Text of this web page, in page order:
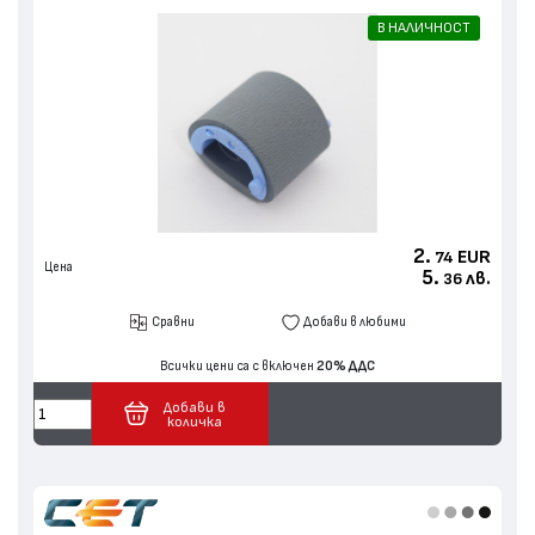
В НАЛИЧНОСТ
Цена 2. 74 EUR
5. 36 лв.
Сравни Добави в любими
Всички цени са с включен 20% ДДС
Добави в
количка